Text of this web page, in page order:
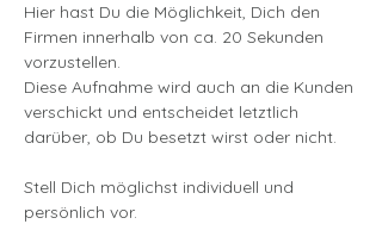
Hier hast Du die Möglichkeit, Dich den
Firmen innerhalb von ca. 20 Sekunden
vorzustellen.
Diese Aufnahme wird auch an die Kunden
verschickt und entscheidet letztlich
darüber, ob Du besetzt wirst oder nicht.
Stell Dich möglichst individuell und
persönlich vor.